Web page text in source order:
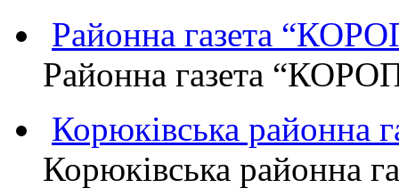
Районна газета
Районна газета
Корюківська районна
Корюківська районна